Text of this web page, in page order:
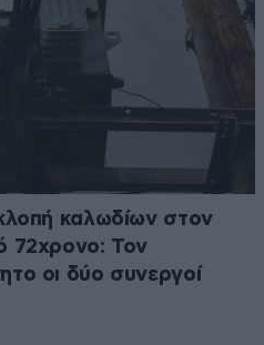
καλωδίων στον
72χρονο: Τον
οι δύο συνεργοί